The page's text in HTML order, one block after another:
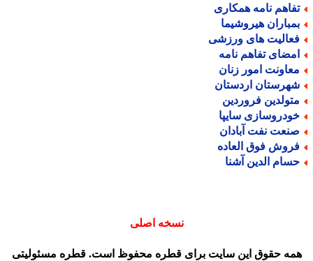
نامه همکاری
هیروشیما
های ورزشی
تفاهم نامه
امور زنان
اردستان
فروردین
سایپا
نفت آبادان
فوق العاده
الدین آشنا
نسخه اصلی
حقوق این سایت برای قطره محفوظ است. قطره مسئولیتی